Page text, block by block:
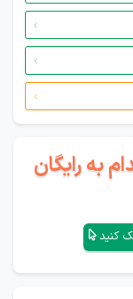
به رایگان
کنید